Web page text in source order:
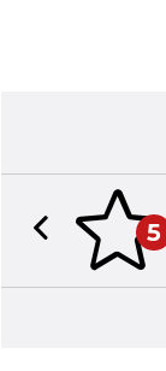
5
Previous slide